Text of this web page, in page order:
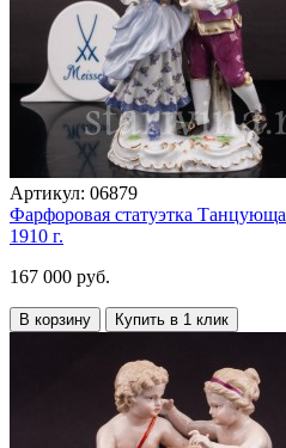
Артикул: 06879
Фарфоровая статуэтка
1910 г.
167 000 руб.
В корзину Купить в 1 клик